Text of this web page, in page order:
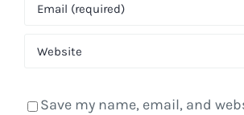
Save my name, email, and